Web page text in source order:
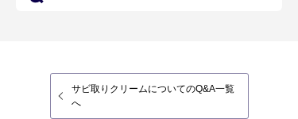
サビ取りクリームについてのQ&A一覧
へ